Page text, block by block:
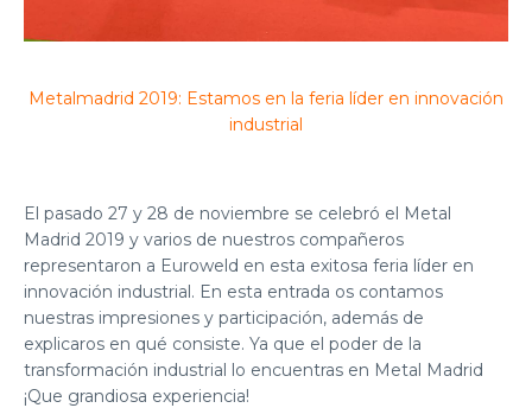
Metalmadrid 2019: Estamos en la feria líder en innovación
industrial
El pasado 27 y 28 de noviembre se celebró el Metal
Madrid 2019 y varios de nuestros compañeros
representaron a Euroweld en esta exitosa feria líder en
innovación industrial. En esta entrada os contamos
nuestras impresiones y participación, además de
explicaros en qué consiste. Ya que el poder de la
transformación industrial lo encuentras en Metal Madrid
¡Que grandiosa experiencia!